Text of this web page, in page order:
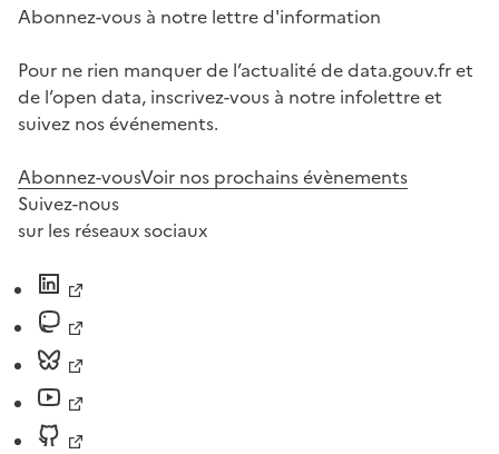
Abonnez-vous à notre lettre d'information
Pour ne rien manquer de l’actualité de data.gouv.fr et
de l’open data, inscrivez-vous à notre infolettre et
suivez nos événements.
Abonnez-vousVoir nos prochains évènements
Suivez-nous
sur les réseaux sociaux